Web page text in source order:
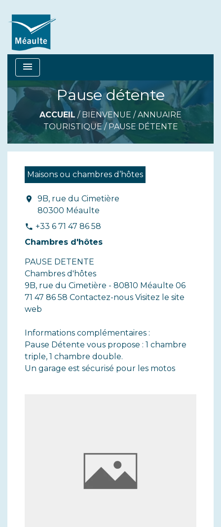
menu
Pause détente
ACCUEIL / BIENVENUE /ANNUAIRE
TOURISTIQUE/ PAUSE DÉTENTE
Maisons ou chambres d’hôtes
location_on
9B, rue du Cimetière
80300 Méaulte
phone +33 6 71 47 86 58
Chambres d'hôtes
PAUSE DETENTE
Chambres d'hôtes
9B, rue du Cimetière - 80810 Méaulte 06
71 47 86 58 Contactez-nous Visitez le site
web
Informations complémentaires :
Pause Détente vous propose : 1 chambre
triple, 1 chambre double.
Un garage est sécurisé pour les motos